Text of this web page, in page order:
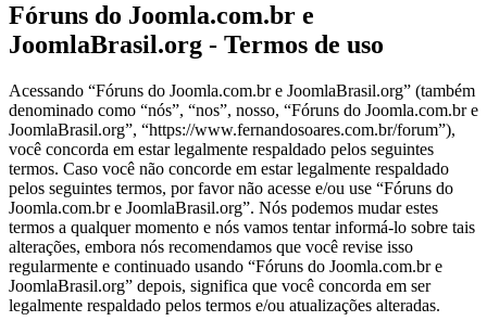
Fóruns do Joomla.com.br e
JoomlaBrasil.org - Termos de uso
Acessando “Fóruns do Joomla.com.br e JoomlaBrasil.org” (também
denominado como “nós”, “nos”, nosso, “Fóruns do Joomla.com.br e
JoomlaBrasil.org”, “https://www.fernandosoares.com.br/forum”),
você concorda em estar legalmente respaldado pelos seguintes
termos. Caso você não concorde em estar legalmente respaldado
pelos seguintes termos, por favor não acesse e/ou use “Fóruns do
Joomla.com.br e JoomlaBrasil.org”. Nós podemos mudar estes
termos a qualquer momento e nós vamos tentar informá-lo sobre tais
alterações, embora nós recomendamos que você revise isso
regularmente e continuado usando “Fóruns do Joomla.com.br e
JoomlaBrasil.org” depois, significa que você concorda em ser
legalmente respaldado pelos termos e/ou atualizações alteradas.